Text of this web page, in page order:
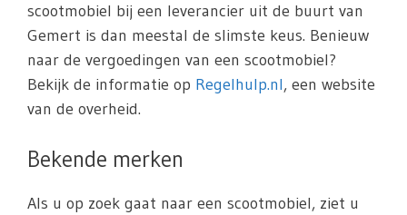
scootmobiel bij een leverancier uit de buurt van
Gemert is dan meestal de slimste keus. Benieuw
naar de vergoedingen van een scootmobiel?
Bekijk de informatie op Regelhulp.nl, een website
van de overheid.
Bekende merken
Als u op zoek gaat naar een scootmobiel, ziet u